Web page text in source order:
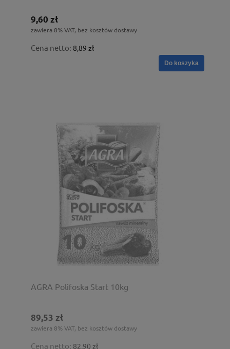
9,60 zł
zawiera 8% VAT, bez kosztów dostawy
Cena netto: 8,89 zł
Do koszyka
AGRA Polifoska Start 10kg
89,53 zł
zawiera 8% VAT, bez kosztów dostawy
Cena netto: 82,90 zł